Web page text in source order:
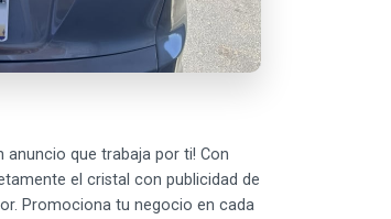
anuncio que trabaja por ti! Con
el cristal con publicidad de
Promociona tu negocio en cada